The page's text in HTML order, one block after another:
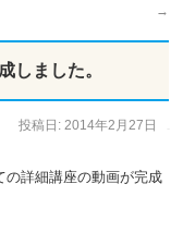
→
ました。
投稿日: 2014年2月27日
の詳細講座の動画が完成